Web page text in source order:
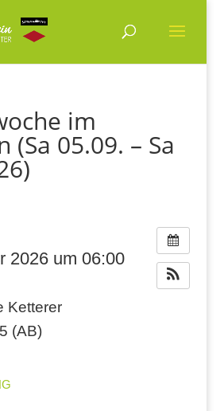
im
(Sa 05.09. – Sa
2026 um 06:00
Ketterer
(AB)